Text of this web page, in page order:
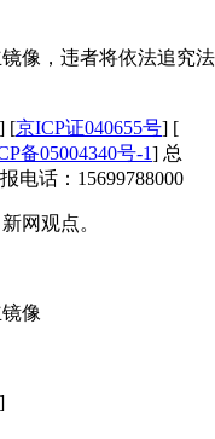
像，违者将依法追究法
] [京ICP证040655号] [
备05004340号-1] 总
电话：15699788000
网观点。
像
]